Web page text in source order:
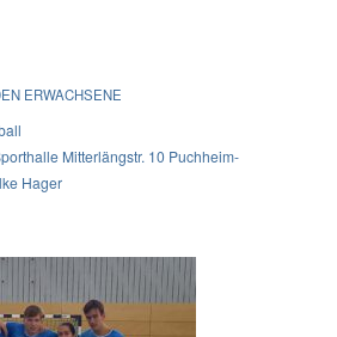
ERWACHSENE
Mitterlängstr. 10 Puchheim-Ort
Hager